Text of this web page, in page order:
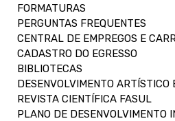
FORMATURAS
PERGUNTAS FREQUENTES
CENTRAL DE EMPREGOS E
CADASTRO DO EGRESSO
BIBLIOTECAS
DESENVOLVIMENTO ARTÍSTICO
REVISTA CIENTÍFICA FASUL
PLANO DE DESENVOLVIMENTO